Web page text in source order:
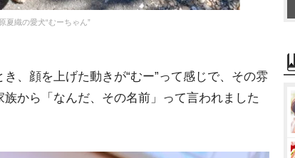
夏織の愛犬“むーちゃん”
、顔を上げた動きが“むー”って感じで、その雰
から「なんだ、その名前」って言われました